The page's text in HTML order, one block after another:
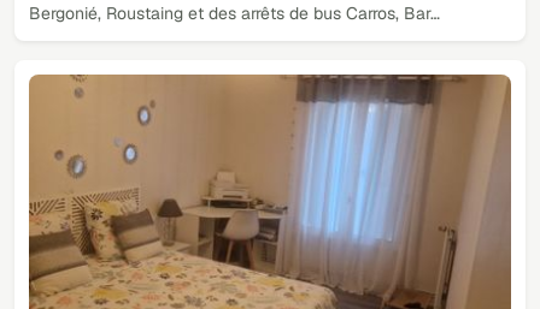
Bergonié, Roustaing et des arrêts de bus Carros, Bar…